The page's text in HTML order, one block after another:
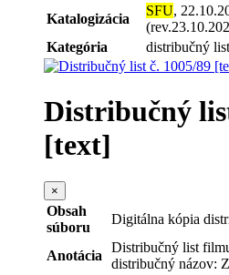
Katalogizácia
SFU,
Kategória
distribučný list
Distribučný
[text]
×
Obsah
súboru
Digitálna kópia
Anotácia
Distribučný list
distribučný názov: